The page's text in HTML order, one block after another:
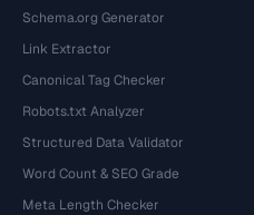
Schema.org Generator
Link Extractor
Canonical Tag Checker
Robots.txt Analyzer
Structured Data Validator
Word Count & SEO Grade
Meta Length Checker